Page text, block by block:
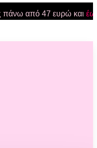
από 47 ευρώ καιέως 2